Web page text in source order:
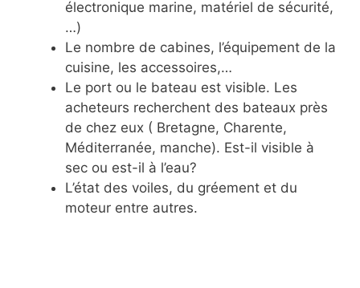
électronique marine, matériel de sécurité,
…)
Le nombre de cabines, l’équipement de la
cuisine, les accessoires,…
Le port ou le bateau est visible. Les
acheteurs recherchent des bateaux près
de chez eux ( Bretagne, Charente,
Méditerranée, manche). Est-il visible à
sec ou est-il à l’eau?
L’état des voiles, du gréement et du
moteur entre autres.